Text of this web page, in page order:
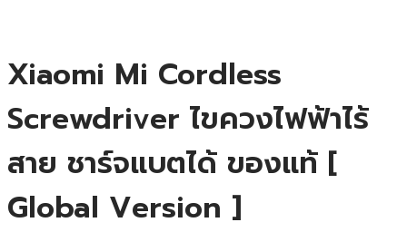
Xiaomi Mi Cordless
Screwdriver ไขควงไฟฟ้าไร้
สาย ชาร์จแบตได้ ของแท้ [
Global Version ]